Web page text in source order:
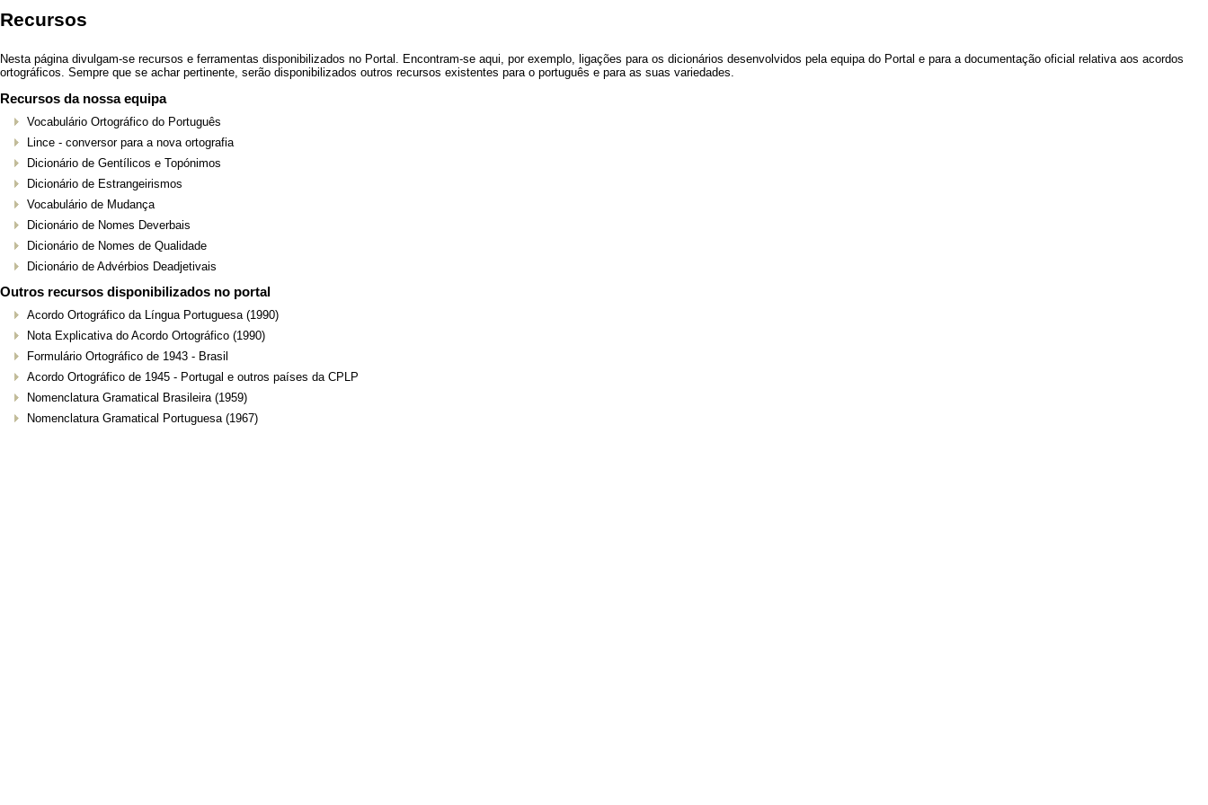
Recursos
Nesta página divulgam-se recursos e ferramentas disponibilizados no Portal. Encontram-se aqui, por exemplo, ligações para os dicionários desenvolvidos pela equipa do Portal e para a documentação oficial relativa aos acordos
ortográficos. Sempre que se achar pertinente, serão disponibilizados outros recursos existentes para o português e para as suas variedades.
Recursos da nossa equipa
Vocabulário Ortográfico do Português
Lince - conversor para a nova ortografia
Dicionário de Gentílicos e Topónimos
Dicionário de Estrangeirismos
Vocabulário de Mudança
Dicionário de Nomes Deverbais
Dicionário de Nomes de Qualidade
Dicionário de Advérbios Deadjetivais
Outros recursos disponibilizados no portal
Acordo Ortográfico da Língua Portuguesa (1990)
Nota Explicativa do Acordo Ortográfico (1990)
Formulário Ortográfico de 1943 - Brasil
Acordo Ortográfico de 1945 - Portugal e outros países da CPLP
Nomenclatura Gramatical Brasileira (1959)
Nomenclatura Gramatical Portuguesa (1967)